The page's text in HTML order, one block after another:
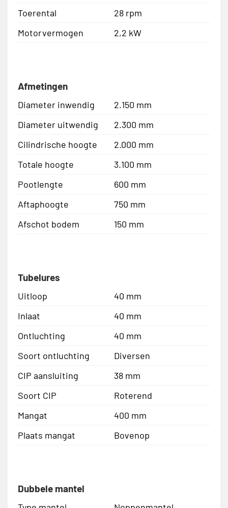
Toerental
28 rpm
Motorvermogen
2,2 kW
Afmetingen
Diameter inwendig
2.150 mm
Diameter uitwendig
2.300 mm
Cilindrische hoogte
2.000 mm
Totale hoogte
3.100 mm
Pootlengte
600 mm
Aftaphoogte
750 mm
Afschot bodem
150 mm
Tubelures
Uitloop
40 mm
Inlaat
40 mm
Ontluchting
40 mm
Soort ontluchting
Diversen
CIP aansluiting
38 mm
Soort CIP
Roterend
Mangat
400 mm
Plaats mangat
Bovenop
Dubbele mantel